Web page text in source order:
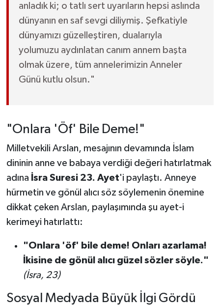
anladık ki; o tatlı sert uyarıların hepsi aslında
dünyanın en saf sevgi diliymiş. Şefkatiyle
dünyamızı güzelleştiren, dualarıyla
yolumuzu aydınlatan canım annem başta
olmak üzere, tüm annelerimizin Anneler
Günü kutlu olsun."
"Onlara 'Öf' Bile Deme!"
Milletvekili Arslan, mesajının devamında İslam
dininin anne ve babaya verdiği değeri hatırlatmak
adına İsra Suresi 23. Ayet'i paylaştı. Anneye
hürmetin ve gönül alıcı söz söylemenin önemine
dikkat çeken Arslan, paylaşımında şu ayet-i
kerimeyi hatırlattı:
"Onlara 'öf' bile deme! Onları azarlama!
İkisine de gönül alıcı güzel sözler söyle."
(İsra, 23)
Sosyal Medyada Büyük İlgi Gördü